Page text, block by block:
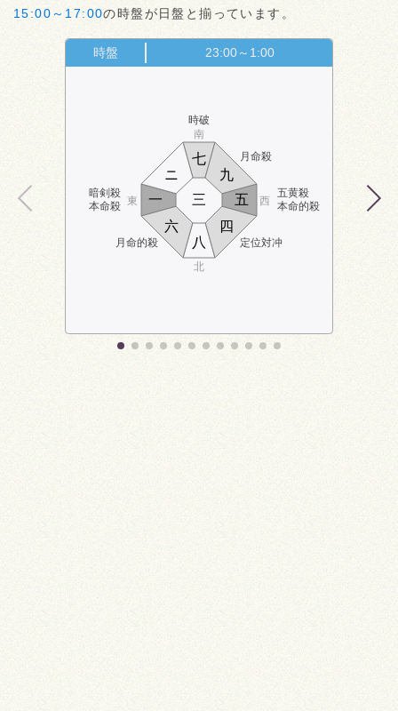
15:00～17:00の時盤が日盤と揃っています。
時盤 23:00～1:00
時破
月命殺
暗剣殺
本命殺
五黄殺
本命的殺
月命的殺 定位対冲
南
北
東 西
八
九
一
ニ
三
四
五
六
七